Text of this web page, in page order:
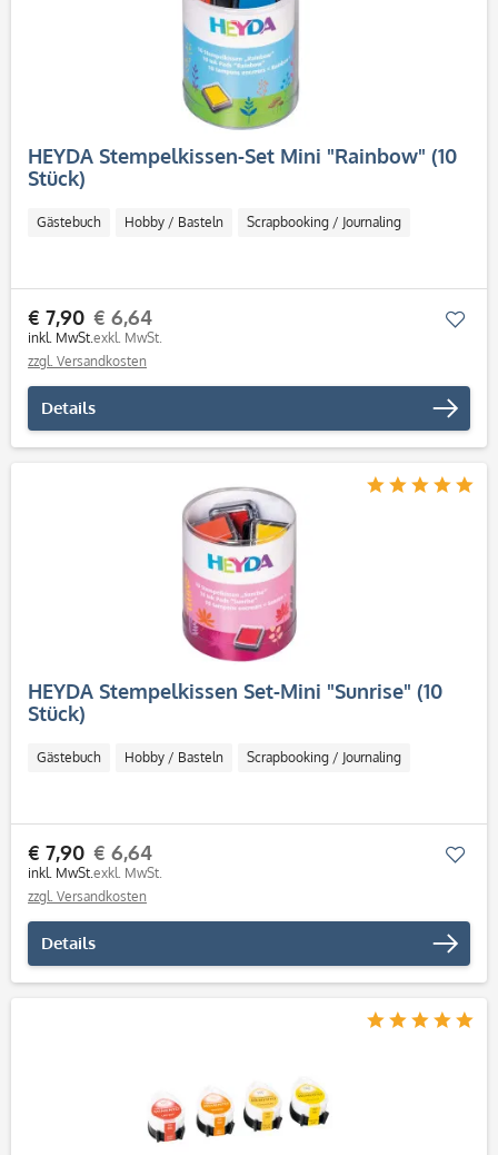
HEYDA Stempelkissen-Set Mini "Rainbow" (10
Stück)
Gästebuch Hobby / Basteln Scrapbooking / Journaling
€ 7,90
inkl. MwSt.
€ 6,64
exkl. MwSt.
zzgl. Versandkosten
Details
HEYDA Stempelkissen Set-Mini "Sunrise" (10
Stück)
Gästebuch Hobby / Basteln Scrapbooking / Journaling
€ 7,90
inkl. MwSt.
€ 6,64
exkl. MwSt.
zzgl. Versandkosten
Details